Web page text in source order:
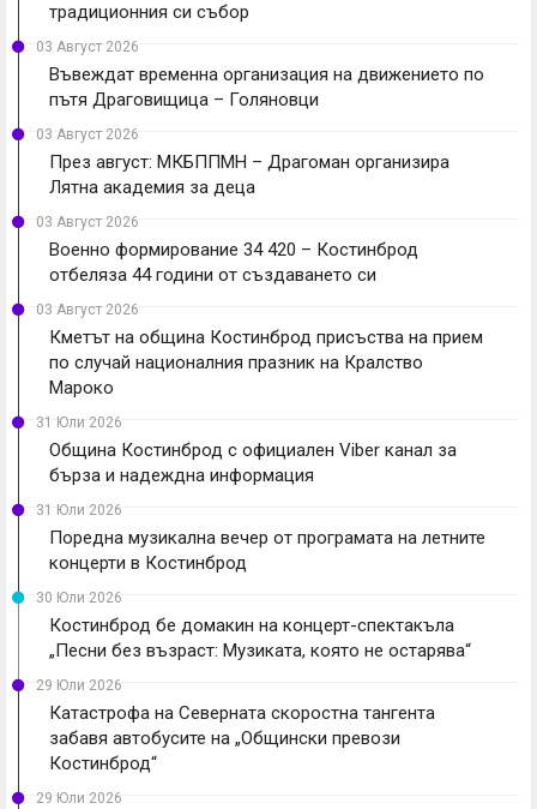
традиционния си събор
03 Август 2026
Въвеждат временна организация на движението по
пътя Драговищица – Голяновци
03 Август 2026
През август: МКБППМН – Драгоман организира
Лятна академия за деца
03 Август 2026
Военно формирование 34 420 – Костинброд
отбеляза 44 години от създаването си
03 Август 2026
Кметът на община Костинброд присъства на прием
по случай националния празник на Кралство
Мароко
31 Юли 2026
Община Костинброд с официален Viber канал за
бърза и надеждна информация
31 Юли 2026
Поредна музикална вечер от програмата на летните
концерти в Костинброд
30 Юли 2026
Костинброд бе домакин на концерт-спектакъла
„Песни без възраст: Музиката, която не остарява“
29 Юли 2026
Катастрофа на Северната скоростна тангента
забавя автобусите на „Общински превози
Костинброд“
29 Юли 2026